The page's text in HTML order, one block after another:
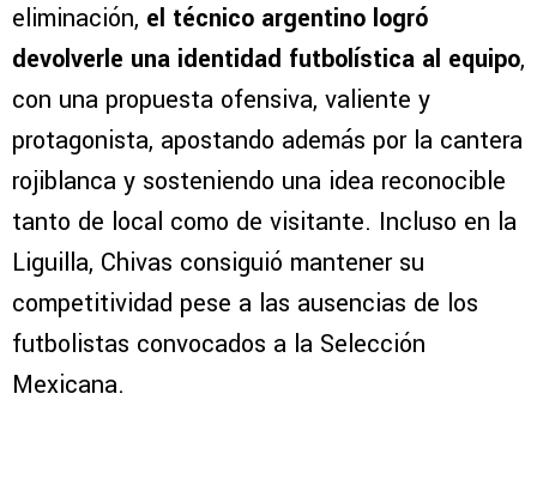
eliminación, el técnico argentino logró
devolverle una identidad futbolística al equipo,
con una propuesta ofensiva, valiente y
protagonista, apostando además por la cantera
rojiblanca y sosteniendo una idea reconocible
tanto de local como de visitante. Incluso en la
Liguilla, Chivas consiguió mantener su
competitividad pese a las ausencias de los
futbolistas convocados a la Selección
Mexicana.